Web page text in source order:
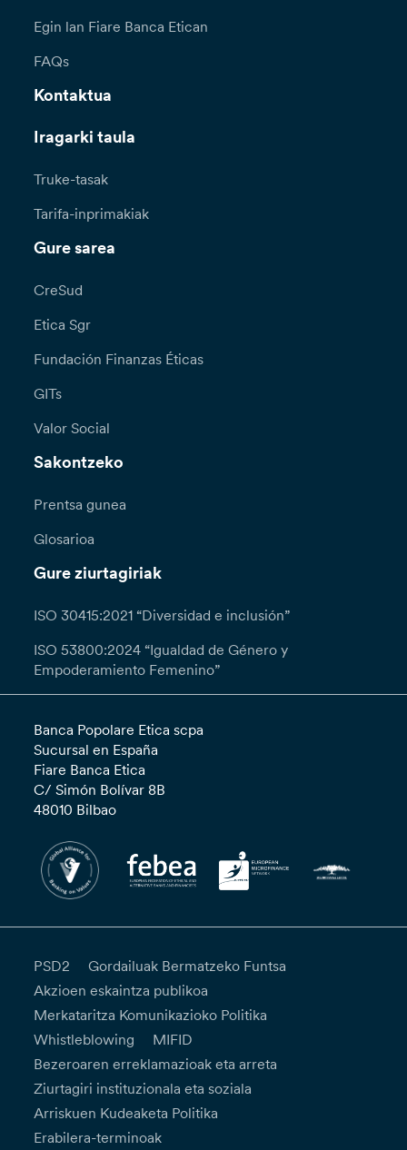
Egin lan Fiare Banca Etican
FAQs
Kontaktua
Iragarki taula
Truke-tasak
Tarifa-inprimakiak
Gure sarea
CreSud
Etica Sgr
Fundación Finanzas Éticas
GITs
Valor Social
Sakontzeko
Prentsa gunea
Glosarioa
Gure ziurtagiriak
ISO 30415:2021 “Diversidad e inclusión”
ISO 53800:2024 “Igualdad de Género y
Empoderamiento Femenino”
Banca Popolare Etica scpa
Sucursal en España
Fiare Banca Etica
C/ Simón Bolívar 8B
48010 Bilbao
PSD2
Gordailuak Bermatzeko Funtsa
Akzioen eskaintza publikoa
Merkataritza Komunikazioko Politika
Whistleblowing
MIFID
Bezeroaren erreklamazioak eta arreta
Ziurtagiri instituzionala eta soziala
Arriskuen Kudeaketa Politika
Erabilera-terminoak